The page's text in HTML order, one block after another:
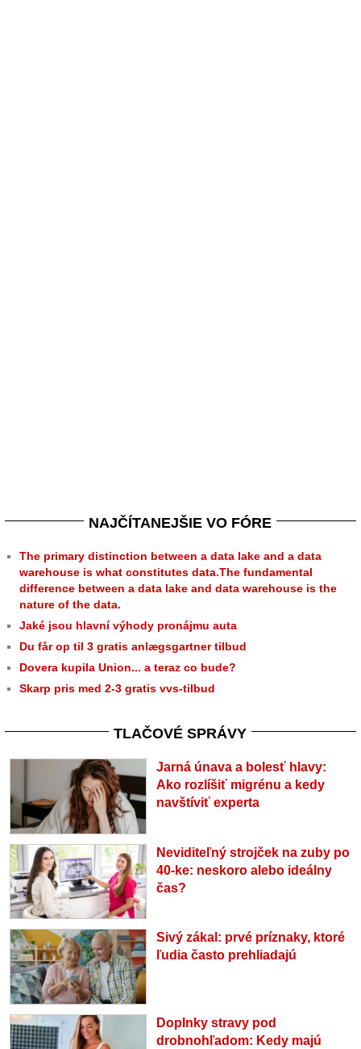
NAJČÍTANEJŠIE VO FÓRE
The primary distinction between a data lake and a data
warehouse is what constitutes data.The fundamental
difference between a data lake and data warehouse is the
nature of the data.
Jaké jsou hlavní výhody pronájmu auta
Du får op til 3 gratis anlægsgartner tilbud
Dovera kupila Union... a teraz co bude?
Skarp pris med 2-3 gratis vvs-tilbud
TLAČOVÉ SPRÁVY
Jarná únava a bolesť hlavy:
Ako rozlíšiť migrénu a kedy
navštíviť experta
Neviditeľný strojček na zuby po
40-ke: neskoro alebo ideálny
čas?
Sivý zákal: prvé príznaky, ktoré
ľudia často prehliadajú
Doplnky stravy pod
drobnohľadom: Kedy majú